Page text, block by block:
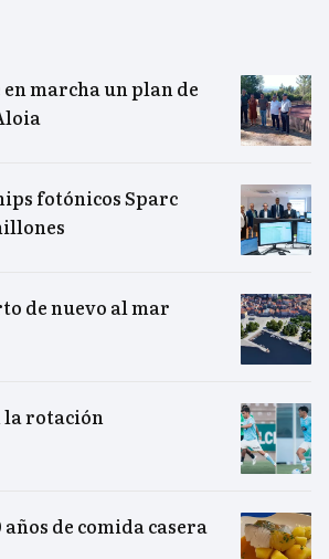
marcha un plan de
fotónicos Sparc
de nuevo al mar
la rotación
años de comida casera